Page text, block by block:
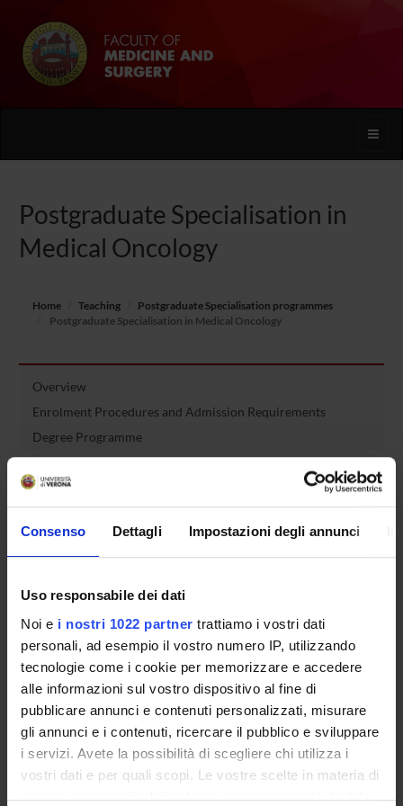
Consenso Dettagli Impostazioni degli annunci
Uso responsabile dei dati
Noi e i nostri 1022 partner trattiamo i vostri dati
personali, ad esempio il vostro numero IP, utilizzando
tecnologie come i cookie per memorizzare e accedere
alle informazioni sul vostro dispositivo al fine di
pubblicare annunci e contenuti personalizzati, misurare
gli annunci e i contenuti, ricercare il pubblico e sviluppare
i servizi. Avete la possibilità di scegliere chi utilizza i
vostri dati e per quali scopi. Le vostre scelte in materia di
privacy sono applicabili solo su questa proprietà digitale
Toggle
Postgraduate Specialisation in
Medical Oncology
Home Teaching
Postgraduate Specialisation programmes
Postgraduate Specialisation in Medical Oncology
Overview
Enrolment Procedures and Admission Requirements
Degree Programme
Courses
Notices
Governing bodies
Rete formativa
International Students
OFFERTA FORMATIVA
SEMESTRE FILTRO
CORSI DI LAUREA
CORSI DI LAUREA MAGISTRALE